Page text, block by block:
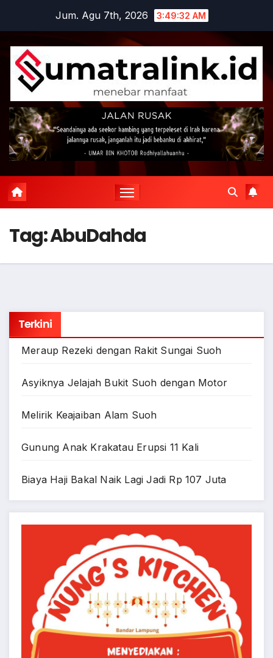
content
Jum. Agu 7th, 2026 3:49:33 AM
Tag:AbuDahda
Terkini
Meraup Rezeki dengan Rakit Sungai Suoh
Asyiknya Jelajah Bukit Suoh dengan Motor
Melirik Keajaiban Alam Suoh
Gunung Anak Krakatau Erupsi 11 Kali
Biaya Haji Bakal Naik Lagi Jadi Rp 107 Juta